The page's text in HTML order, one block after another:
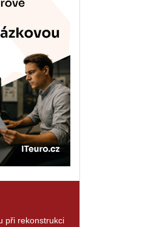
při rekonstrukci